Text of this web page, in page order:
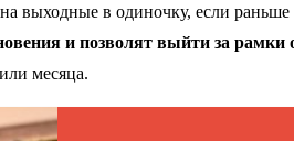
выходные в одиночку, если
и позволят выйти за рамки
месяца.